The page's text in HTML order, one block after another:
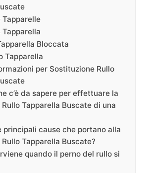
Tapparelle
Bloccata
Tapparella
per Sostituzione Rullo
c’è da sapere per effettuare la
Tapparella Buscate di una
principali cause che portano alla
Tapparella Buscate?
quando il perno del rullo si